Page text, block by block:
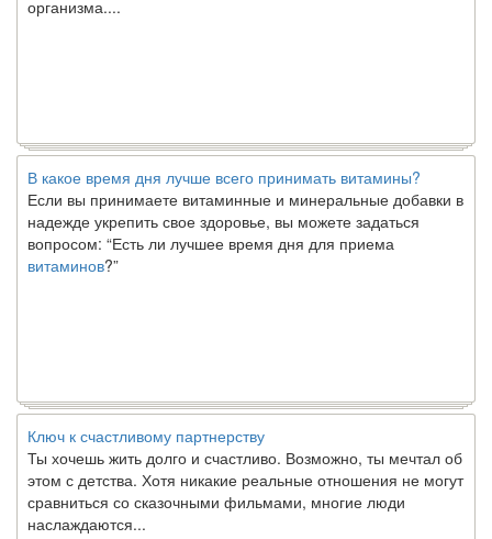
В какое время дня лучше всего принимать витамины?
Если вы принимаете витаминные и минеральные добавки в
надежде укрепить свое здоровье, вы можете задаться
вопросом: “Есть ли лучшее время дня для приема
витаминов ?”
Ключ к счастливому партнерству
Ты хочешь жить долго и счастливо. Возможно, ты мечтал об
этом с детства. Хотя никакие реальные отношения не могут
сравниться со сказочными фильмами, многие люди
наслаждаются...